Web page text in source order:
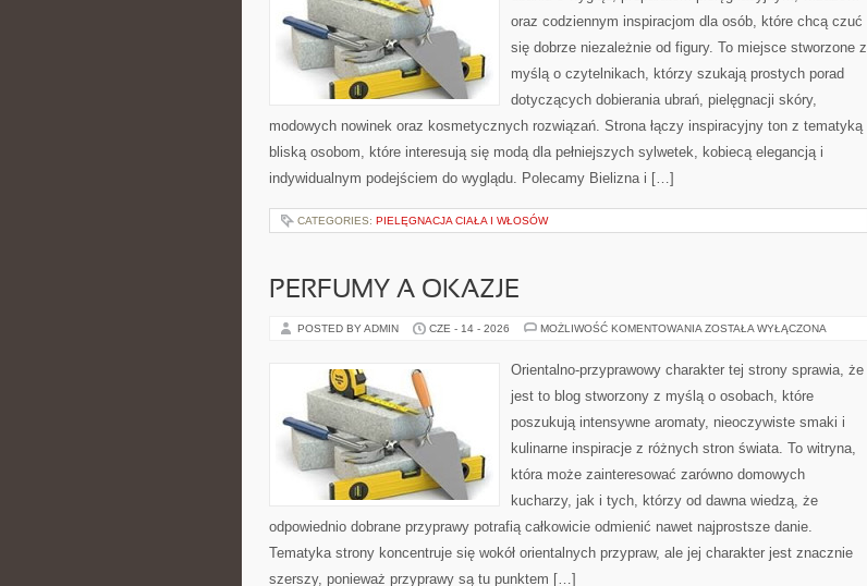
oraz codziennym inspiracjom dla osób, które chcą czuć
się dobrze niezależnie od figury. To miejsce stworzone z
myślą o czytelnikach, którzy szukają prostych porad
dotyczących dobierania ubrań, pielęgnacji skóry,
modowych nowinek oraz kosmetycznych rozwiązań. Strona łączy inspiracyjny ton z tematyką
bliską osobom, które interesują się modą dla pełniejszych sylwetek, kobiecą elegancją i
indywidualnym podejściem do wyglądu. Polecamy Bielizna i […]
CATEGORIES: PIELĘGNACJA CIAŁA I WŁOSÓW
PERFUMY A OKAZJE
POSTED BY ADMIN CZE - 14 - 2026 MOŻLIWOŚĆ KOMENTOWANIA PERFUMY
ZOSTAŁA WYŁĄCZONA
Orientalno-przyprawowy charakter tej strony sprawia, że
jest to blog stworzony z myślą o osobach, które
poszukują intensywne aromaty, nieoczywiste smaki i
kulinarne inspiracje z różnych stron świata. To witryna,
która może zainteresować zarówno domowych
kucharzy, jak i tych, którzy od dawna wiedzą, że
odpowiednio dobrane przyprawy potrafią całkowicie odmienić nawet najprostsze danie.
Tematyka strony koncentruje się wokół orientalnych przypraw, ale jej charakter jest znacznie
szerszy, ponieważ przyprawy są tu punktem […]